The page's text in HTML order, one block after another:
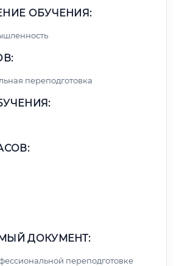
ОБУЧЕНИЯ:
переподготовка
ДОКУМЕНТ:
переподготовке